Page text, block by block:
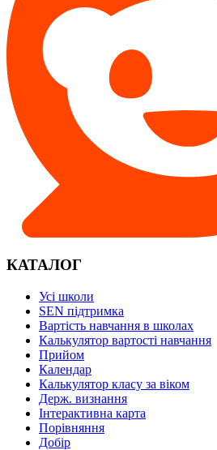
КАТАЛОГ
Усі школи
SEN підтримка
Вартість навчання в школах
Калькулятор вартості навчання
Прийом
Календар
Калькулятор класу за віком
Держ. визнання
Інтерактивна карта
Порівняння
Добір